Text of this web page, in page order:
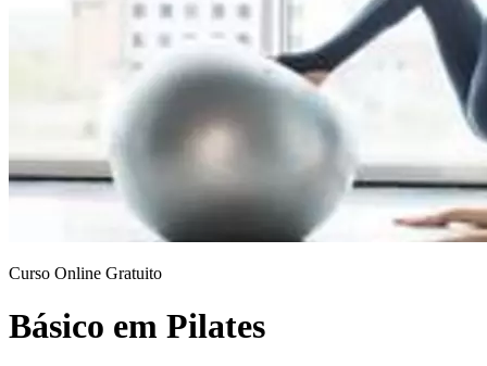
Curso Online Gratuito
Básico em Pilates